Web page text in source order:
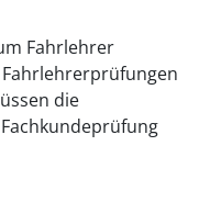
Fahrlehrer
die